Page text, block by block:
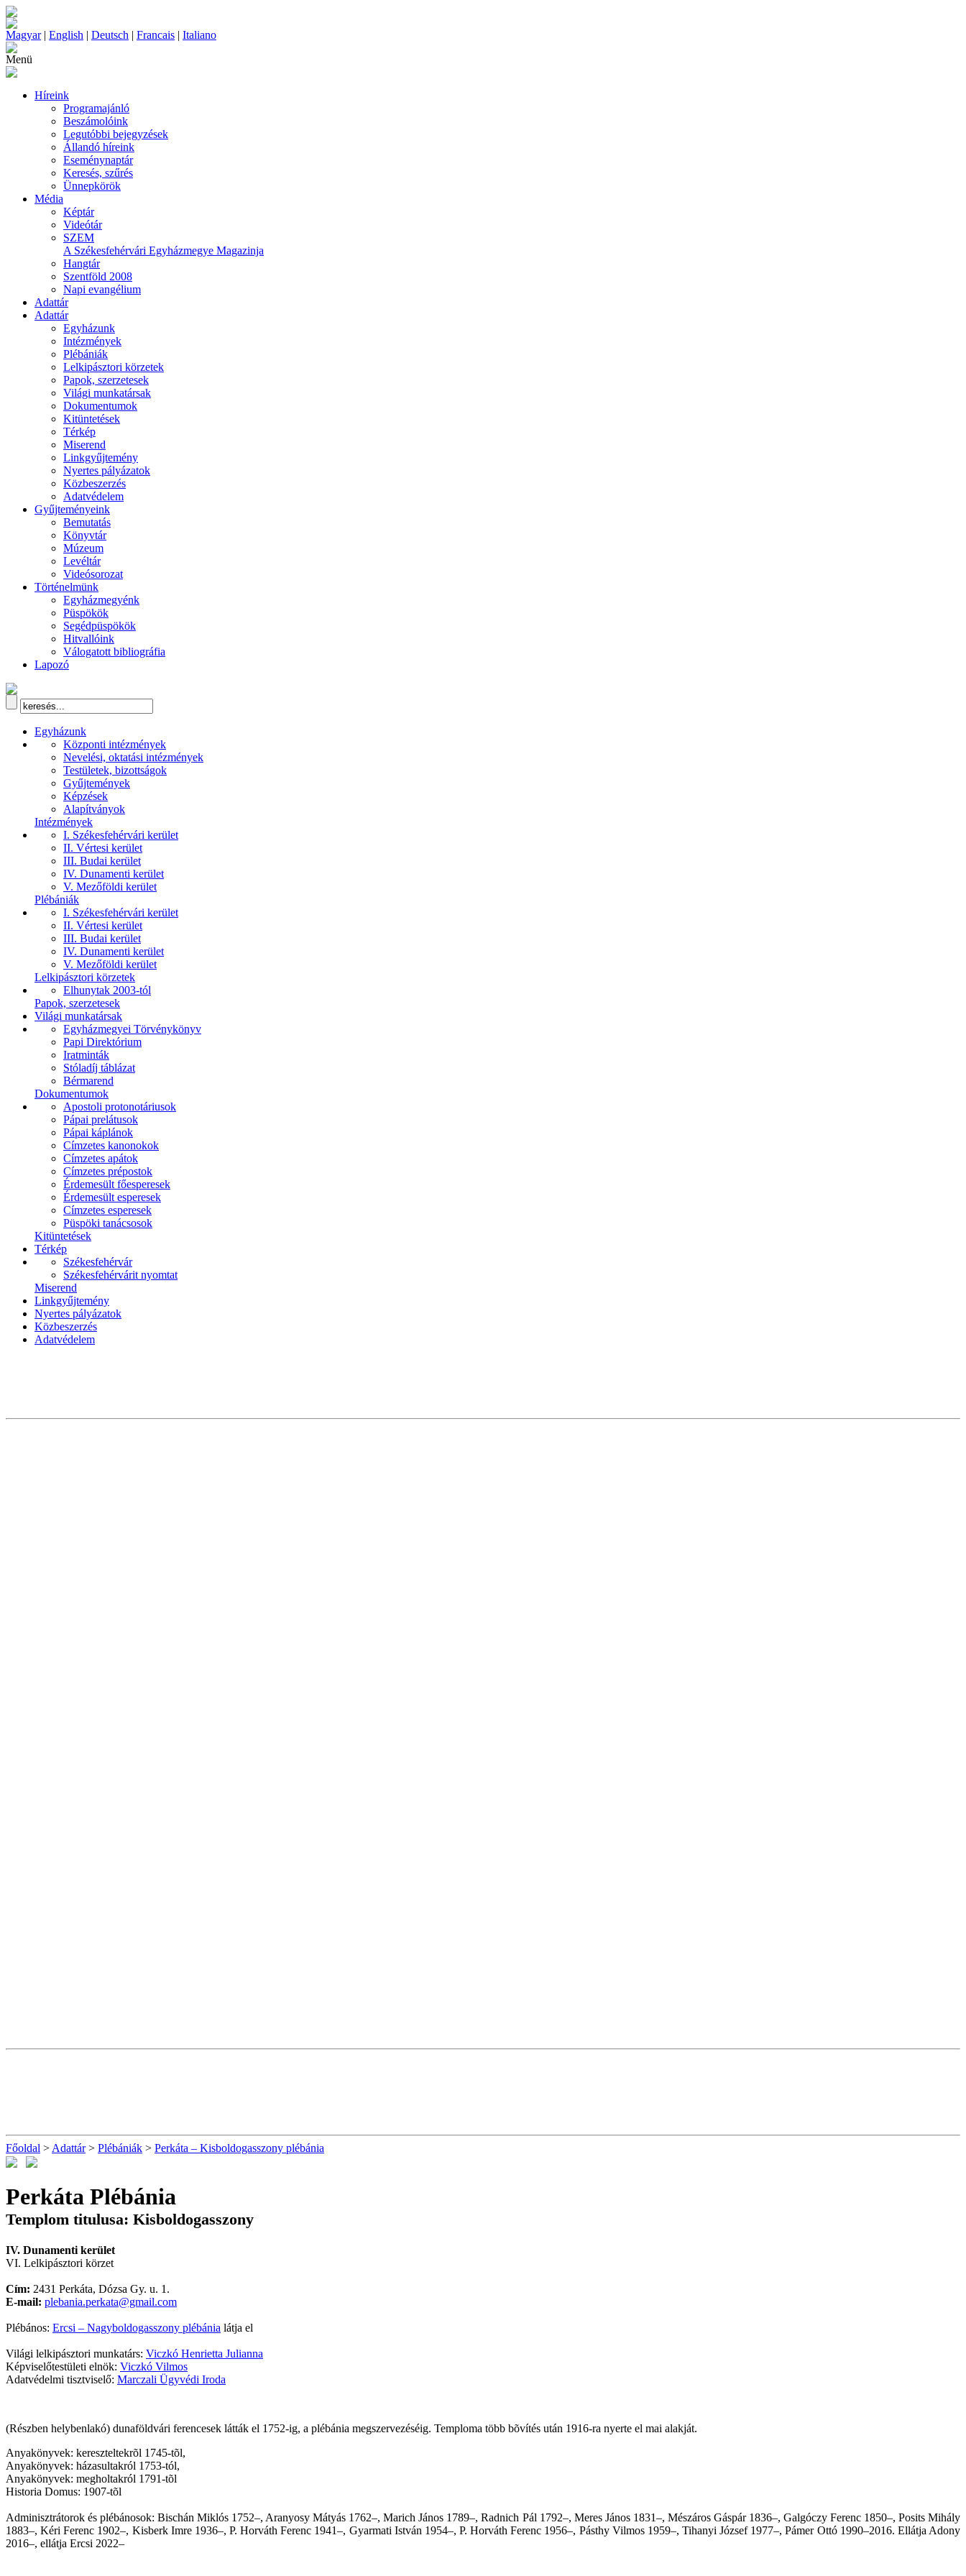
Magyar| English | Deutsch | Francais | Italiano
Menü
Híreink
Programajánló
Beszámolóink
Legutóbbi bejegyzések
Állandó híreink
Eseménynaptár
Keresés, szűrés
Ünnepkörök
Média
Képtár
Videótár
SZEM
A Székesfehérvári Egyházmegye Magazinja
Hangtár
Szentföld 2008
Napi evangélium
Adattár
Adattár
Egyházunk
Intézmények
Plébániák
Lelkipásztori körzetek
Papok, szerzetesek
Világi munkatársak
Dokumentumok
Kitüntetések
Térkép
Miserend
Linkgyűjtemény
Nyertes pályázatok
Közbeszerzés
Adatvédelem
Gyűjteményeink
Bemutatás
Könyvtár
Múzeum
Levéltár
Videósorozat
Történelmünk
Egyházmegyénk
Püspökök
Segédpüspökök
Hitvallóink
Válogatott bibliográfia
Lapozó
Egyházunk
Központi intézmények
Nevelési, oktatási intézmények
Testületek, bizottságok
Gyűjtemények
Képzések
Alapítványok
Intézmények
I. Székesfehérvári kerület
II. Vértesi kerület
III. Budai kerület
IV. Dunamenti kerület
V. Mezőföldi kerület
Plébániák
I. Székesfehérvári kerület
II. Vértesi kerület
III. Budai kerület
IV. Dunamenti kerület
V. Mezőföldi kerület
Lelkipásztori körzetek
Elhunytak 2003-tól
Papok, szerzetesek
Világi munkatársak
Egyházmegyei Törvénykönyv
Papi Direktórium
Iratminták
Stóladíj táblázat
Bérmarend
Dokumentumok
Apostoli protonotáriusok
Pápai prelátusok
Pápai káplánok
Címzetes kanonokok
Címzetes apátok
Címzetes prépostok
Érdemesült főesperesek
Érdemesült esperesek
Címzetes esperesek
Püspöki tanácsosok
Kitüntetések
Térkép
Székesfehérvár
Székesfehérvárit nyomtat
Miserend
Linkgyűjtemény
Nyertes pályázatok
Közbeszerzés
Adatvédelem
Főoldal > Adattár> Plébániák > Perkáta – Kisboldogasszony plébánia
Perkáta Plébánia
Templom titulusa: Kisboldogasszony
IV. Dunamenti kerület
VI. Lelkipásztori körzet
Cím: 2431 Perkáta, Dózsa Gy. u. 1.
E-mail: plebania.perkata@gmail.com
Plébános: Ercsi – Nagyboldogasszony plébánia látja el
Világi lelkipásztori munkatárs: Viczkó Henrietta Julianna
Képviselőtestületi elnök: Viczkó Vilmos
Adatvédelmi tisztviselő: Marczali Ügyvédi Iroda
(Részben helybenlakó) dunaföldvári ferencesek látták el 1752-ig, a plébánia megszervezéséig. Temploma több bõvítés után 1916-ra nyerte el mai alakját.
Anyakönyvek: kereszteltekrõl 1745-tõl,
Anyakönyvek: házasultakról 1753-tól,
Anyakönyvek: megholtakról 1791-tõl
Historia Domus: 1907-tõl
Adminisztrátorok és plébánosok: Bischán Miklós 1752–, Aranyosy Mátyás 1762–, Marich János 1789–, Radnich Pál 1792–, Meres János 1831–, Mészáros Gáspár 1836–, Galgóczy Ferenc 1850–, Posits Mihály
1883–, Kéri Ferenc 1902–, Kisberk Imre 1936–, P. Horváth Ferenc 1941–, Gyarmati István 1954–, P. Horváth Ferenc 1956–, Pásthy Vilmos 1959–, Tihanyi József 1977–, Pámer Ottó 1990–2016. Ellátja Adony
2016–, ellátja Ercsi 2022–